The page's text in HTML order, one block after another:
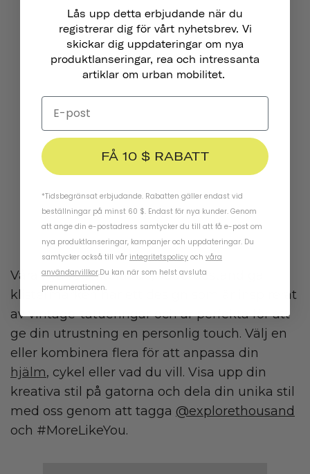
Våra nya reflekterande, väderbeständiga
klistermärken har ett design som är inspirerat
av vintage-tatueringar och är perfekta för att
ge din utrustning en personlig touch. Välj en
eller kombinera flera för att anpassa din
hjälm, cykel eller vad du vill. Visa upp din
kreativa stil på gatorna och dela din unika stil
med oss genom att tagga @explorethousand
och #MoreLikeYou.
Lås upp detta erbjudande när du
registrerar dig för vårt nyhetsbrev. Vi
skickar dig uppdateringar om nya
produktlanseringar, rea och intressanta
artiklar om urban mobilitet.
FÅ 10 $ RABATT
*Tidsbegränsat erbjudande. Rabatten gäller endast vid
beställningar på minst 60 $. Endast för nya kunder. Genom
att ange din e-postadress samtycker du till att få e-post om
nya produktlanseringar, kampanjer och uppdateringar. Du
samtycker också till vår integritetspolicy och våra
användarvillkor.Du kan när som helst avsluta
prenumerationen.